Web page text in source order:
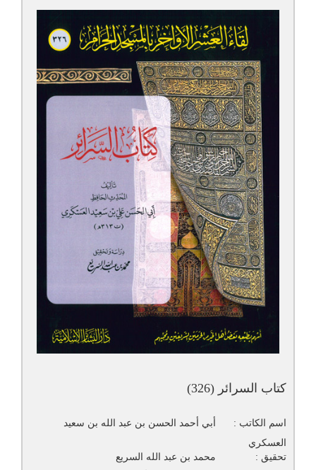
كتاب السرائر (326)
اسم الكاتب :
أبي أحمد الحسن بن عبد الله بن سعيد
العسكري
تحقيق :
محمد بن عبد الله السريع